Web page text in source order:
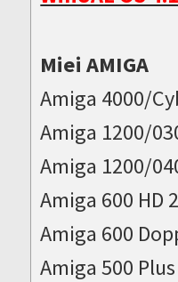
Miei AMIGA
Amiga 4000/
Amiga 1200/
Amiga 1200/
Amiga 600 HD
Amiga 600
Amiga 500